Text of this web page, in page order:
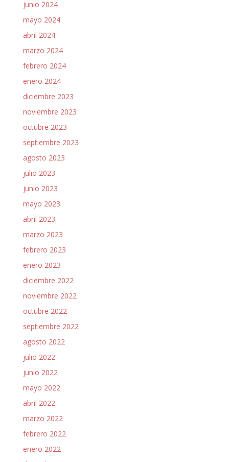
junio 2024
mayo 2024
abril 2024
marzo 2024
febrero 2024
enero 2024
diciembre 2023
noviembre 2023
octubre 2023
septiembre 2023
agosto 2023
julio 2023
junio 2023
mayo 2023
abril 2023
marzo 2023
febrero 2023
enero 2023
diciembre 2022
noviembre 2022
octubre 2022
septiembre 2022
agosto 2022
julio 2022
junio 2022
mayo 2022
abril 2022
marzo 2022
febrero 2022
enero 2022